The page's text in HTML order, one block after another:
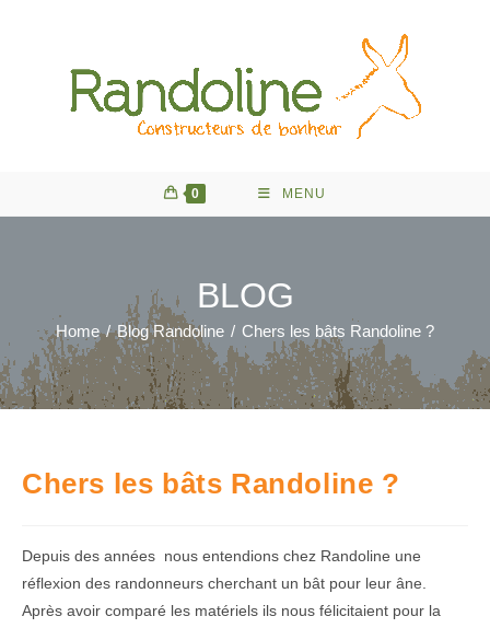
0 MENU
BLOG
Home / Blog Randoline / Chers les bâts Randoline ?
Chers les bâts Randoline ?
Depuis des années nous entendions chez Randoline une
réflexion des randonneurs cherchant un bât pour leur âne.
Après avoir comparé les matériels ils nous félicitaient pour la